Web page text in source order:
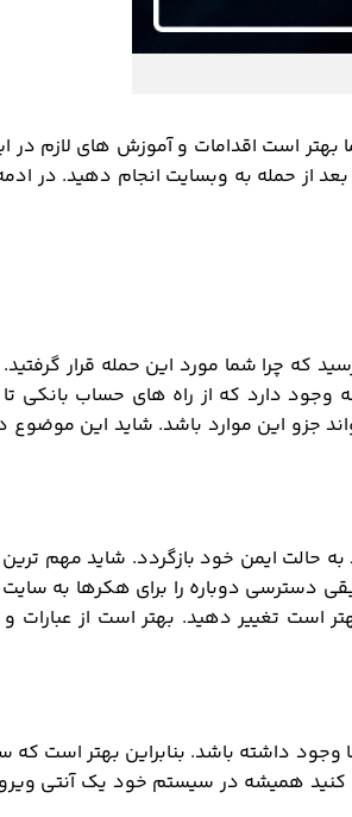
است اقدامات و آموزش های لازم در
از حمله به وبسایت انجام دهید. در
که چرا شما مورد این حمله قرار
دارد که از راه های حساب بانکی تا
جزو این موارد باشد. شاید این موضوع در
به حالت ایمن خود بازگردد. شاید مهم
دسترسی دوباره را برای هکرها به
است تغییر دهید. بهتر است از عبارات و
وجود داشته باشد. بنابراین بهتر است
کنید همیشه در سیستم خود یک آنتی